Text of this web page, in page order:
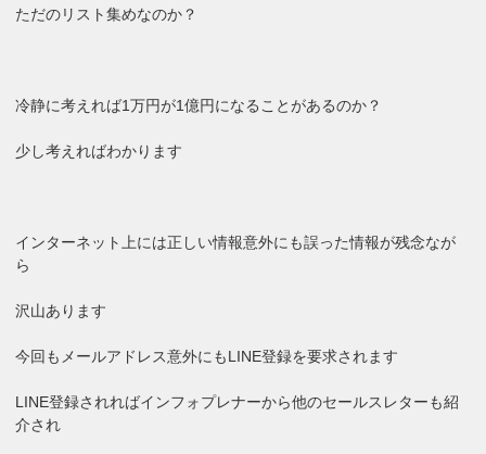
ただのリスト集めなのか？
冷静に考えれば1万円が1億円になることがあるのか？
少し考えればわかります
インターネット上には正しい情報意外にも誤った情報が残念なが
ら
沢山あります
今回もメールアドレス意外にもLINE登録を要求されます
LINE登録されればインフォプレナーから他のセールスレターも紹
介され